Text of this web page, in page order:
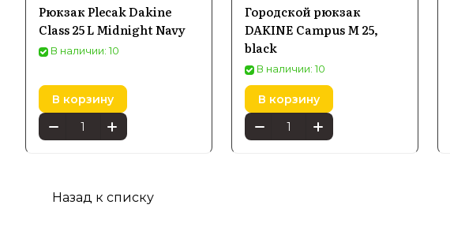
Рюкзак Plecak Dakine
Class 25 L Midnight Navy
В наличии: 10
В корзину
Городской рюкзак
DAKINE Campus М 25,
black
В наличии: 10
В корзину
Назад к списку